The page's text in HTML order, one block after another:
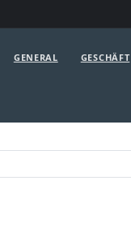
GENERAL GESCHÄFT